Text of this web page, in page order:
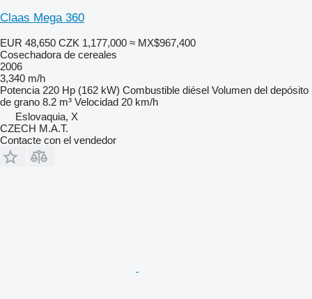
Claas Mega 360
EUR 48,650 CZK 1,177,000 ≈ MX$967,400
Cosechadora de cereales
2006
3,340 m/h
Potencia 220 Hp (162 kW) Combustible diésel Volumen del depósito
de grano 8.2 m³ Velocidad 20 km/h
Eslovaquia, X
CZECH M.A.T.
Contacte con el vendedor